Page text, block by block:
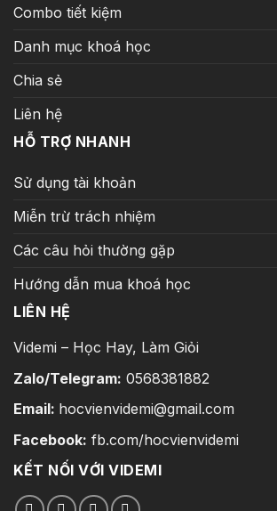
Combo tiết kiệm
Danh mục khoá học
Chia sẻ
Liên hệ
HỖ TRỢ NHANH
Sử dụng tài khoản
Miễn trừ trách nhiệm
Các câu hỏi thường gặp
Hướng dẫn mua khoá học
LIÊN HỆ
Videmi – Học Hay, Làm Giỏi
Zalo/Telegram: 0568381882
Email: hocvienvidemi@gmail.com
Facebook: fb.com/hocvienvidemi
KẾT NỐI VỚI VIDEMI